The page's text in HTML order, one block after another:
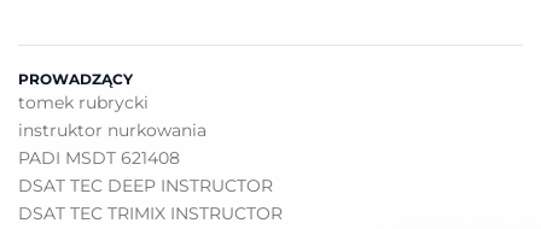
PROWADZĄCY
tomek rubrycki
instruktor nurkowania
PADI MSDT 621408
DSAT TEC DEEP INSTRUCTOR
DSAT TEC TRIMIX INSTRUCTOR